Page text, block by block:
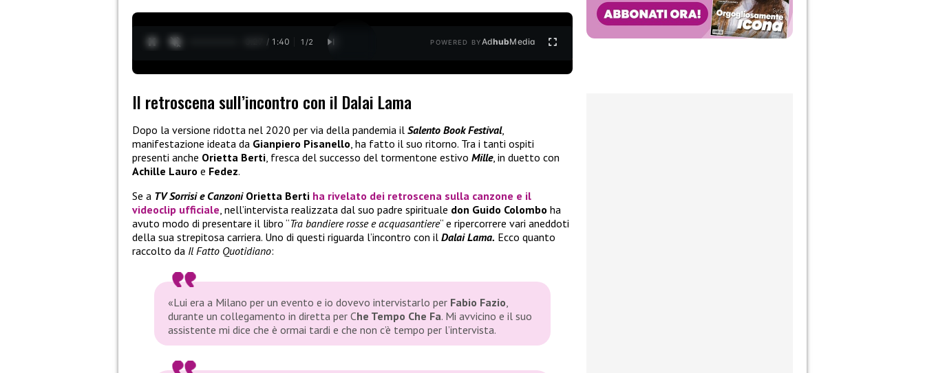
0:28 / 1:40 1 /2 POWERED BYAdhubMedia
Il retroscena sull’incontro con il Dalai Lama
Dopo la versione ridotta nel 2020 per via della pandemia il Salento Book Festival,
manifestazione ideata da Gianpiero Pisanello, ha fatto il suo ritorno. Tra i tanti ospiti
presenti anche Orietta Berti, fresca del successo del tormentone estivo Mille, in duetto con
Achille Lauro e Fedez.
Se a TV Sorrisi e Canzoni Orietta Berti ha rivelato dei retroscena sulla canzone e il
videoclip ufficiale, nell’intervista realizzata dal suo padre spirituale don Guido Colombo ha
avuto modo di presentare il libro “Tra bandiere rosse e acquasantiere“ e ripercorrere vari aneddoti
della sua strepitosa carriera. Uno di questi riguarda l’incontro con il Dalai Lama. Ecco quanto
raccolto da Il Fatto Quotidiano:
«Lui era a Milano per un evento e io dovevo intervistarlo per Fabio Fazio,
durante un collegamento in diretta per Che Tempo Che Fa. Mi avvicino e il suo
assistente mi dice che è ormai tardi e che non c’è tempo per l’intervista.